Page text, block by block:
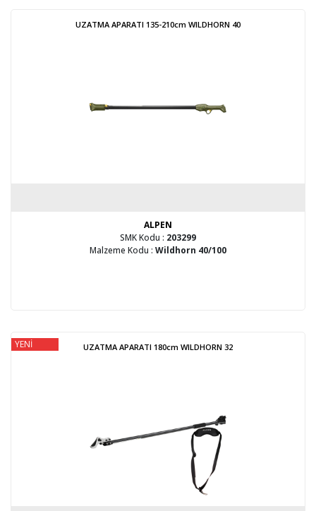
UZATMA APARATI 135-210cm WILDHORN 40
ALPEN
SMK Kodu : 203299
Malzeme Kodu : Wildhorn 40/100
YENİ UZATMA APARATI 180cm WILDHORN 32